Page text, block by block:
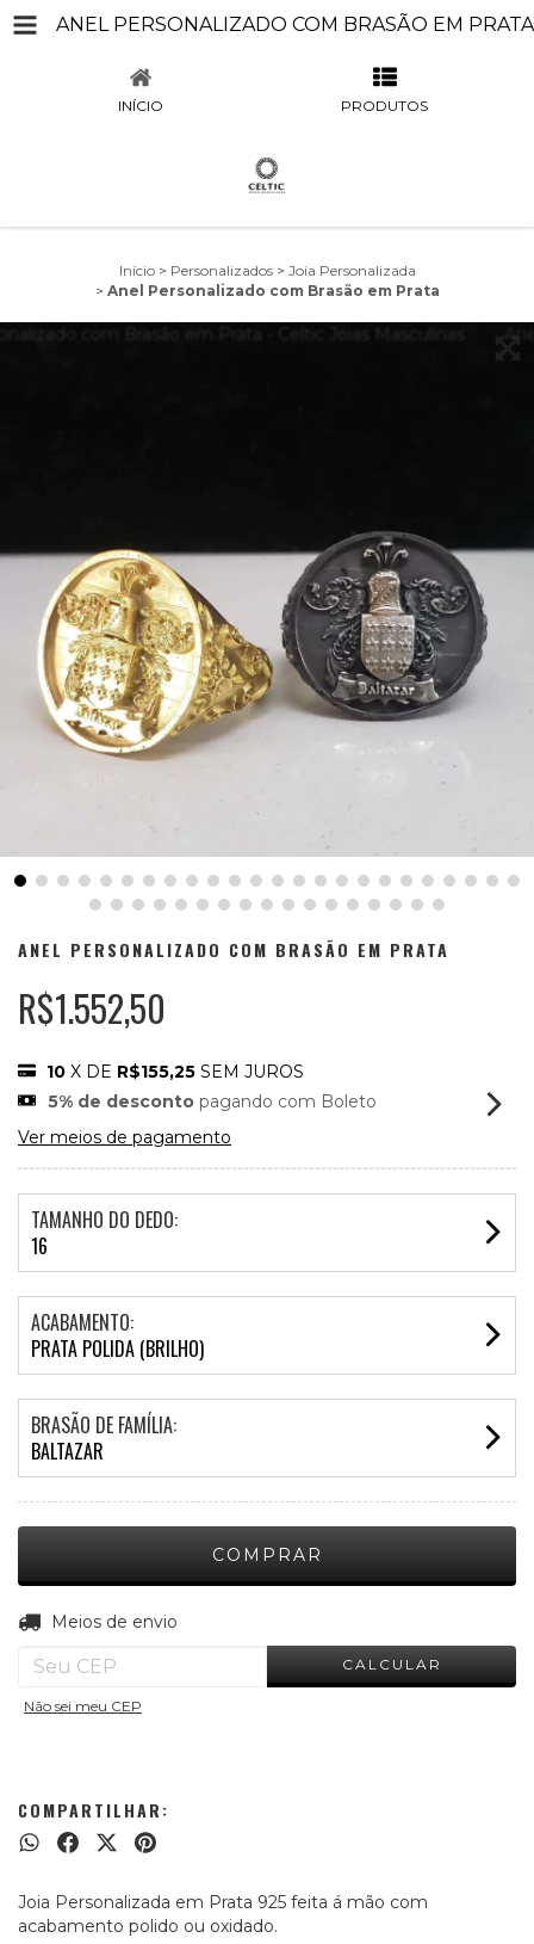
ANEL PERSONALIZADO COM BRASÃO EM PRATA
INÍCIO PRODUTOS
Início > Personalizados > Joia Personalizada
> Anel Personalizado com Brasão em Prata
ANEL PERSONALIZADO COM BRASÃO EM PRATA
R$1.552,50
10 X DE R$155,25 SEM JUROS
5% de desconto pagando com Boleto
Ver meios de pagamento
TAMANHO DO DEDO:
16
ACABAMENTO:
PRATA POLIDA (BRILHO)
BRASÃO DE FAMÍLIA:
BALTAZAR
Entregas para o CEP:
Meios de envio
CALCULAR
Não sei meu CEP
COMPARTILHAR:
Joia Personalizada em Prata 925 feita á mão com
acabamento polido ou oxidado.